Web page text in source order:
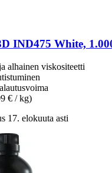
IND475 White,
alhainen viskositeetti
€ / kg)
17. elokuuta asti